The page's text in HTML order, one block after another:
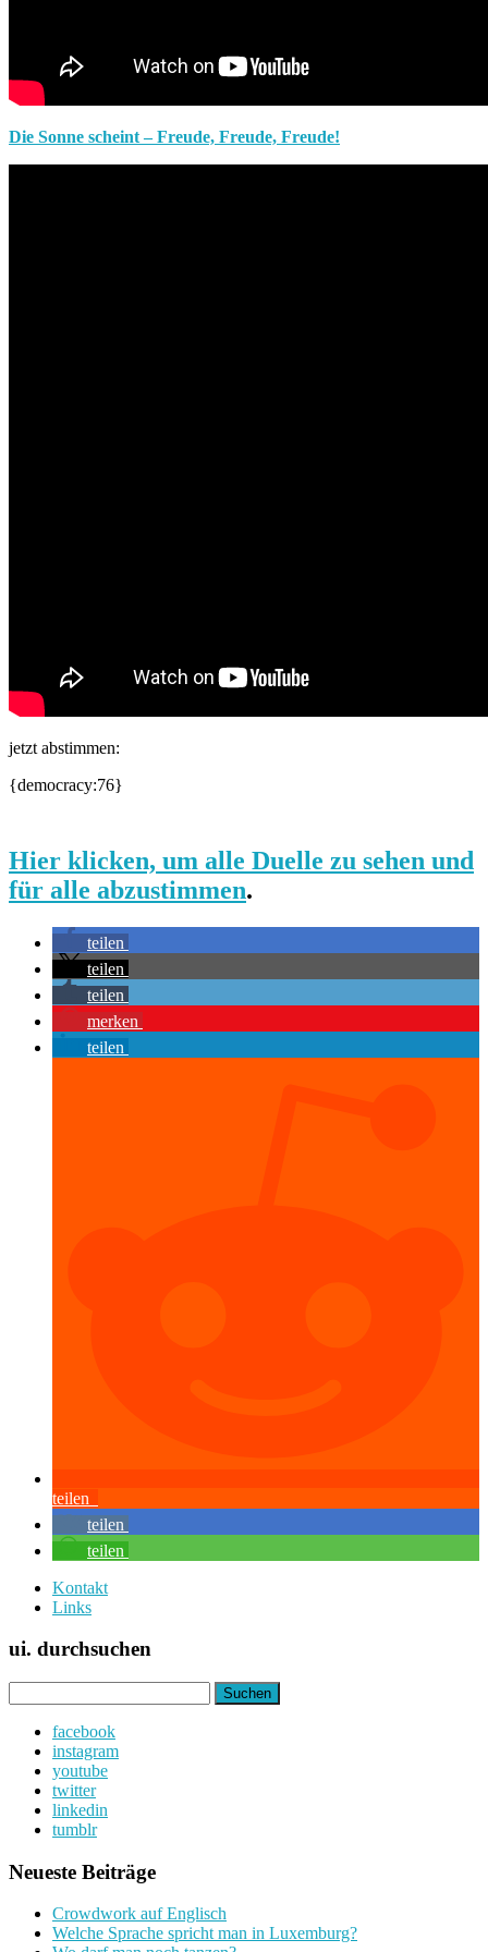
Die Sonne scheint – Freude, Freude, Freude!
jetzt abstimmen:
{democracy:76}
Hier klicken, um alle Duelle zu sehen und
für alle abzustimmen.
teilen
teilen
teilen
merken
teilen
teilen
teilen
teilen
Kontakt
Links
ui. durchsuchen
nach:
facebook
instagram
youtube
twitter
linkedin
tumblr
Neueste Beiträge
Crowdwork auf Englisch
Welche Sprache spricht man in Luxemburg?